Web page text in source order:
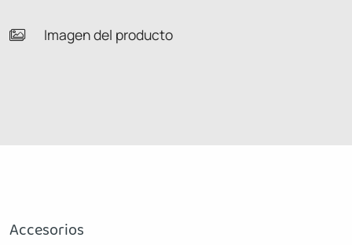
Imagen del producto
Accesorios